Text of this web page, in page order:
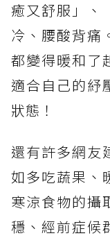
癒又舒服」、
冷、腰酸背痛
都變得暖和了
適合自己的紓
狀態！
還有許多網友
如多吃蔬果、
寒涼食物的攝
穩、經前症候